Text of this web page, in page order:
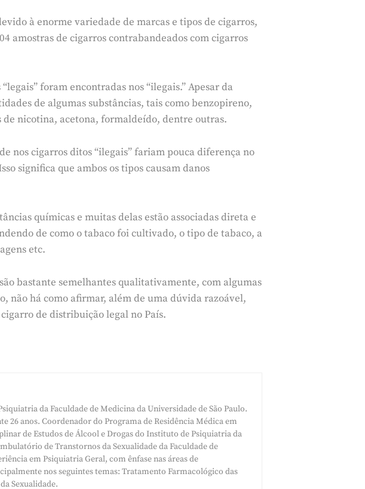
à enorme variedade de marcas e tipos de cigarros,
amostras de cigarros contrabandeados com cigarros
foram encontradas nos “ilegais.” Apesar da
de algumas substâncias, tais como benzopireno,
nicotina, acetona, formaldeído, dentre outras.
nos cigarros ditos “ilegais” fariam pouca diferença no
significa que ambos os tipos causam danos
químicas e muitas delas estão associadas direta e
de como o tabaco foi cultivado, o tipo de tabaco, a
etc.
bastante semelhantes qualitativamente, com algumas
não há como afirmar, além de uma dúvida razoável,
de distribuição legal no País.
da Faculdade de Medicina da Universidade de São Paulo.
26 anos. Coordenador do Programa de Residência Médica em
de Estudos de Álcool e Drogas do Instituto de Psiquiatria da
de Transtornos da Sexualidade da Faculdade de
em Psiquiatria Geral, com ênfase nas áreas de
nos seguintes temas: Tratamento Farmacológico das
Sexualidade.